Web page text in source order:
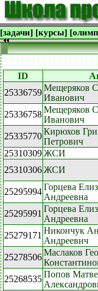
[задачи] [курсы]
ID
25336759Мещеряков
Иванович
25336758Мещеряков
Иванович
25335770Кирюхов
Петрович
25310309ЖСИ
25310306ЖСИ
25295994Горцева
Андреевна
25295991 Горцева
Андреевна
25279171 Никончук
Андреевич
25278506Маслаков
25268535Попов